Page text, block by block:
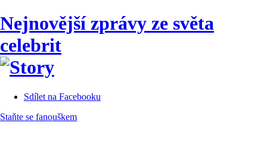
Nejnovější zprávy ze světa
celebrit
Sdílet na Facebooku
Staňte se fanouškem